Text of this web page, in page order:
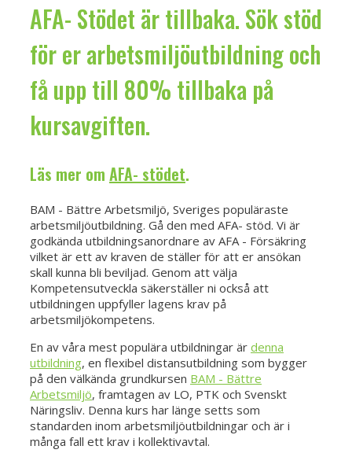
AFA- Stödet är tillbaka. Sök stöd
för er arbetsmiljöutbildning och
få upp till 80% tillbaka på
kursavgiften.
Läs mer om AFA- stödet.
BAM - Bättre Arbetsmiljö, Sveriges populäraste
arbetsmiljöutbildning. Gå den med AFA- stöd. Vi är
godkända utbildningsanordnare av AFA - Försäkring
vilket är ett av kraven de ställer för att er ansökan
skall kunna bli beviljad. Genom att välja
Kompetensutveckla säkerställer ni också att
utbildningen uppfyller lagens krav på
arbetsmiljökompetens.
En av våra mest populära utbildningar är denna
utbildning, en flexibel distansutbildning som bygger
på den välkända grundkursen BAM - Bättre
Arbetsmiljö, framtagen av LO, PTK och Svenskt
Näringsliv. Denna kurs har länge setts som
standarden inom arbetsmiljöutbildningar och är i
många fall ett krav i kollektivavtal.